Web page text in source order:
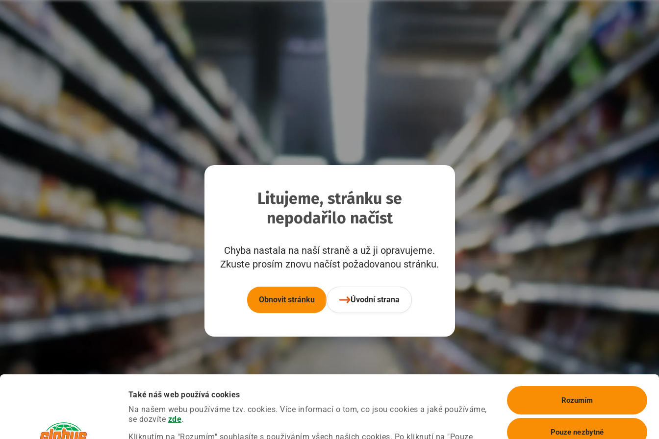
Také náš web používá cookies
Na našem webu používáme tzv. cookies. Více informací o tom, co jsou cookies a jaké používáme,
se dozvíte zde.
Kliknutím na "Rozumím" souhlasíte s používáním všech našich cookies. Po kliknutí na "Pouze
Rozumím
Pouze nezbytné
Litujeme, stránku se
nepodařilo načíst
Chyba nastala na naší straně a už ji opravujeme.
Zkuste prosím znovu načíst požadovanou stránku.
Obnovit stránku Úvodní strana